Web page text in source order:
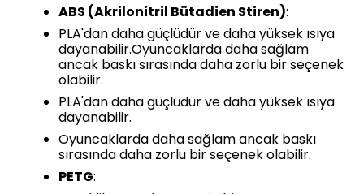
ABS (Akrilonitril Bütadien Stiren):
PLA'dan daha güçlüdür ve daha yüksek ısıya
dayanabilir.Oyuncaklarda daha sağlam
ancak baskı sırasında daha zorlu bir seçenek
olabilir.
PLA'dan daha güçlüdür ve daha yüksek ısıya
dayanabilir.
Oyuncaklarda daha sağlam ancak baskı
sırasında daha zorlu bir seçenek olabilir.
PETG: